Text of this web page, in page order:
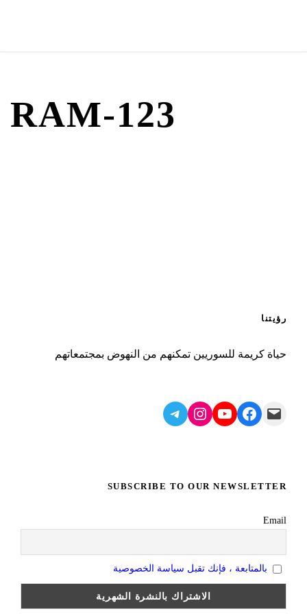
123-RAM
رؤيتنا
حياة كريمة للسوريين تمكنهم من النهوض بمجتمعاتهم
Mail
Facebook
YouTube
Instagram
Telegram
SUBSCRIBE TO OUR NEWSLETTER
Email
بالمتابعة ، فإنك تقبل سياسة الخصوصية